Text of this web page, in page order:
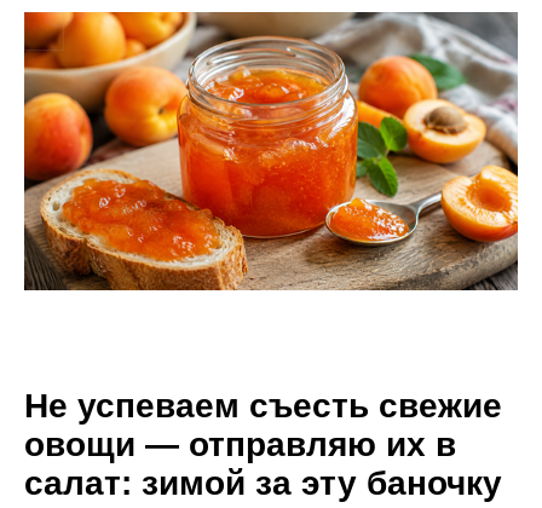
Не успеваем съесть свежие
овощи — отправляю их в
салат: зимой за эту баночку